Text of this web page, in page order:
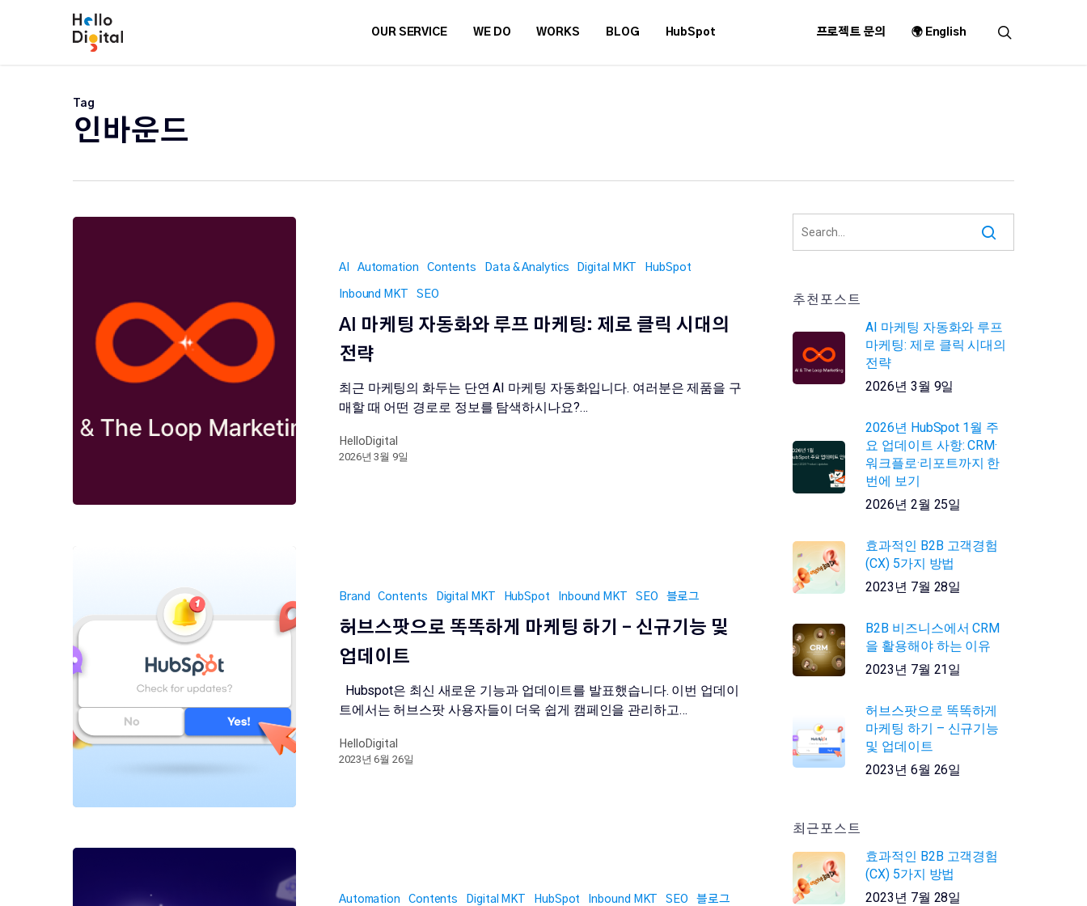
OUR SERVICE WE DO WORKS BLOG HubSpot 프로젝트 문의 🌍 English
Tag
인바운드
AI Automation Contents Data & Analytics Digital MKT HubSpot
Inbound MKT SEO
AI 마케팅 자동화와 루프 마케팅: 제로 클릭 시대의
전략
최근 마케팅의 화두는 단연 AI 마케팅 자동화입니다. 여러분은 제품을 구
매할 때 어떤 경로로 정보를 탐색하시나요?…
HelloDigital
2026년 3월 9일
Brand Contents Digital MKT HubSpot Inbound MKT SEO 블로그
허브스팟으로 똑똑하게 마케팅 하기 – 신규기능 및
업데이트
Hubspot은 최신 새로운 기능과 업데이트를 발표했습니다. 이번 업데이
트에서는 허브스팟 사용자들이 더욱 쉽게 캠페인을 관리하고…
HelloDigital
2023년 6월 26일
Automation Contents Digital MKT HubSpot Inbound MKT SEO 블로그
추천포스트
AI 마케팅 자동화와 루프
마케팅: 제로 클릭 시대의
전략
2026년 3월 9일
2026년 HubSpot 1월 주
요 업데이트 사항: CRM·
워크플로·리포트까지 한
번에 보기
2026년 2월 25일
효과적인 B2B 고객경험
(CX) 5가지 방법
2023년 7월 28일
B2B 비즈니스에서 CRM
을 활용해야 하는 이유
2023년 7월 21일
허브스팟으로 똑똑하게
마케팅 하기 – 신규기능
및 업데이트
2023년 6월 26일
최근포스트
효과적인 B2B 고객경험
(CX) 5가지 방법
2023년 7월 28일